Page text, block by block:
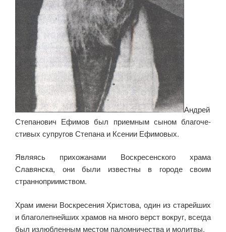
Андрей
Степанович Ефимов был приемным сыном благоче­
стивых супругов Степана и Ксении Ефимовых.
Являясь прихожа­нами Воскресенского храма
Славянска, они были известны в горо­де своим
странноприимством.
Храм имени Воскресения Христова, один из старейших
и благолепнейших храмов на много верст вокруг, всегда
был из­любленным местом паломничества и молитвы.